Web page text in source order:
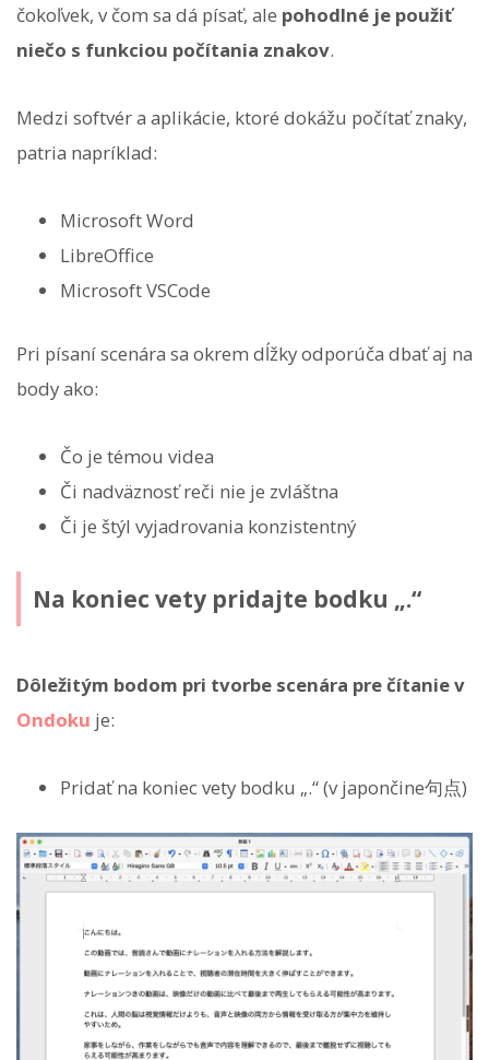
čokoľvek, v čom sa dá písať, ale pohodlné je použiť
niečo s funkciou počítania znakov.
Medzi softvér a aplikácie, ktoré dokážu počítať znaky,
patria napríklad:
Microsoft Word
LibreOffice
Microsoft VSCode
Pri písaní scenára sa okrem dĺžky odporúča dbať aj na
body ako:
Čo je témou videa
Či nadväznosť reči nie je zvláštna
Či je štýl vyjadrovania konzistentný
Na koniec vety pridajte bodku „.“
Dôležitým bodom pri tvorbe scenára pre čítanie v
Ondoku je:
Pridať na koniec vety bodku „.“ (v japončine句点)